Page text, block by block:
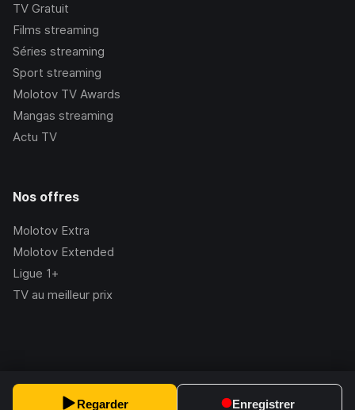
Regarder Enregistrer
TV Gratuit
Films streaming
Séries streaming
Sport streaming
Molotov TV Awards
Mangas streaming
Actu TV
Nos offres
Molotov Extra
Molotov Extended
Ligue 1+
TV au meilleur prix
2.228.1